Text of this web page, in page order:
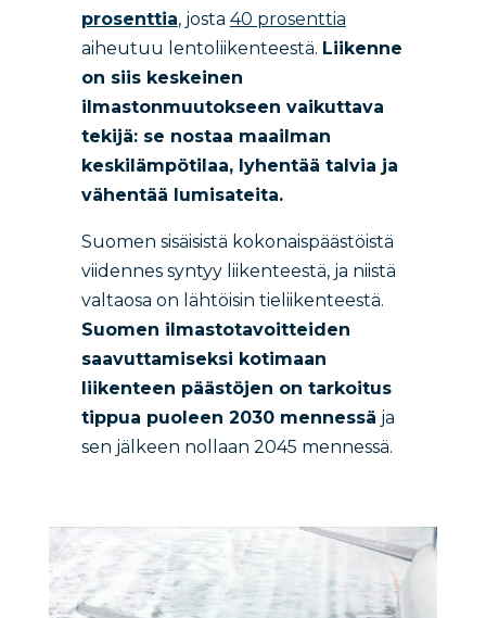
prosenttia, josta 40 prosenttia
aiheutuu lentoliikenteestä. Liikenne
on siis keskeinen
ilmastonmuutokseen vaikuttava
tekijä: se nostaa maailman
keskilämpötilaa, lyhentää talvia ja
vähentää lumisateita.
Suomen sisäisistä kokonaispäästöistä
viidennes syntyy liikenteestä, ja niistä
valtaosa on lähtöisin tieliikenteestä.
Suomen ilmastotavoitteiden
saavuttamiseksi kotimaan
liikenteen päästöjen on tarkoitus
tippua puoleen 2030 mennessä ja
sen jälkeen nollaan 2045 mennessä.